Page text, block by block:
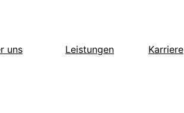
uns
Leistungen Karriere